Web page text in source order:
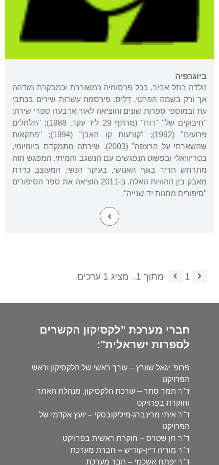
ביוגרפיה
נולדה בתל אביב, בכל פרסומיה כמשוררת וכמבקרת מזדהה
אך ורק בשמה הפרטי, דֶלִיס. פירסמה עשרות שירים בכתבי
עת ובמוספי ספרות שונים והוציאה לאור ארבעה ספרי שירה:
"חיבוקים של" "רוח" (מרתף 29 ליד עקד, 1988); "תלתלים
פרועים" (1992); "קורעות קו האבן" (1994); "פתקאות
שהשארתי על הרצפה" (2003). שירתה מתמקדת ביומיומי,
בטריוויאלי ובפשוט הנפגשים עם הנשגב והמיתי. המפגש הזה
מתרחש תדיר בגוף האנושי, בעיקר הנשי, המעוצב כזירת
מאבק בין ההוויות האלה. ב-2011 הוציאה את ספר הסיפורים
"סיפורים מחנות יד-שנייה".
1 מתוך 1. מציג 1 ערכים.
חברי מערכת "לקסיקון הקשרים
לספרות ישראלית":
פרופ' יגאל שוורץ – עורך ראשי של הלקסיקון וראש
הפרויקט
ד"ר תמר סתר – עורכת הלקסיקון, מנהלת האתר
וחוקרת בפרויקט
ד"ר איתי מרינברג-מיליקובסקי – יועץ אקדמי של
הפרויקט
ד"ר חן שטרס – חוקרת ראשית בפרויקט
ד"ר מוריה דיין-קודיש – חברת מערכת
ד"ר יפתח אשכנזי – חבר מערכת